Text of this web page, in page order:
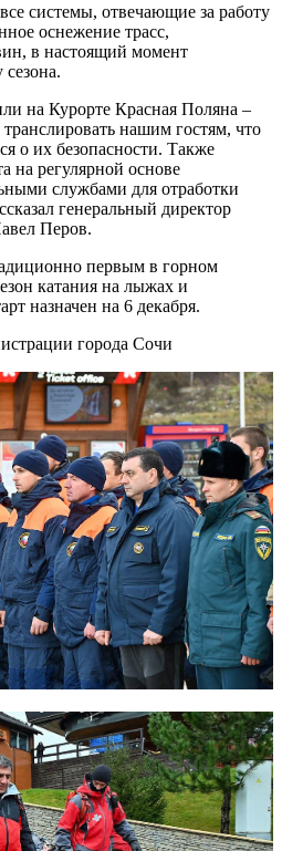
системы, отвечающие за работу
оснежение трасс,
в настоящий момент
на Курорте Красная Поляна –
нашим гостям, что
о их безопасности. Также
на регулярной основе
службами для отработки
генеральный директор
Перов.
первым в горном
катания на лыжах и
назначен на 6 декабря.
города Сочи